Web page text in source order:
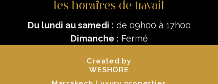
les horaires de travail
Du lundi au samedi : de 09h00 à 17h00
Dimanche : Fermé
Created by
WESHORE